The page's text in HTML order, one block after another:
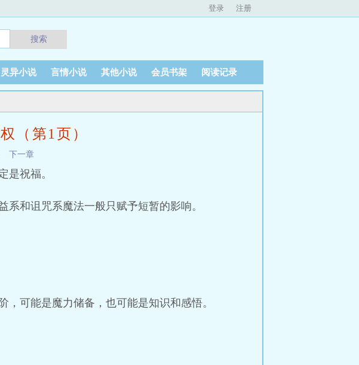
登录 注册
搜索
灵异小说 言情小说 其他小说 会员书架 阅读记录
（第1页）
下一章
是祝福。
和诅咒系魔法一般只赋予短暂的影响。
可能是魔力储备，也可能是知识和感悟。